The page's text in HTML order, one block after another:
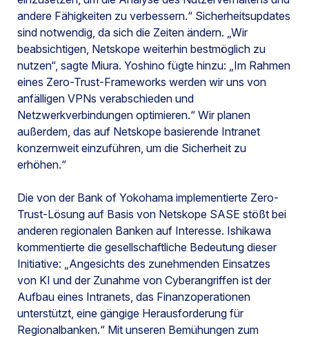
andere Fähigkeiten zu verbessern.“ Sicherheitsupdates
sind notwendig, da sich die Zeiten ändern. „Wir
beabsichtigen, Netskope weiterhin bestmöglich zu
nutzen“, sagte Miura. Yoshino fügte hinzu: „Im Rahmen
eines Zero-Trust-Frameworks werden wir uns von
anfälligen VPNs verabschieden und
Netzwerkverbindungen optimieren.“ Wir planen
außerdem, das auf Netskope basierende Intranet
konzernweit einzuführen, um die Sicherheit zu
erhöhen.“
Die von der Bank of Yokohama implementierte Zero-
Trust-Lösung auf Basis von Netskope SASE stößt bei
anderen regionalen Banken auf Interesse. Ishikawa
kommentierte die gesellschaftliche Bedeutung dieser
Initiative: „Angesichts des zunehmenden Einsatzes
von KI und der Zunahme von Cyberangriffen ist der
Aufbau eines Intranets, das Finanzoperationen
unterstützt, eine gängige Herausforderung für
Regionalbanken.“ Mit unseren Bemühungen zum